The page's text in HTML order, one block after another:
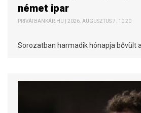
német ipar
PRIVÁTBANKÁR.HU | 2026. AUGUSZTUS 7. 10:20
Sorozatban harmadik hónapja bővült